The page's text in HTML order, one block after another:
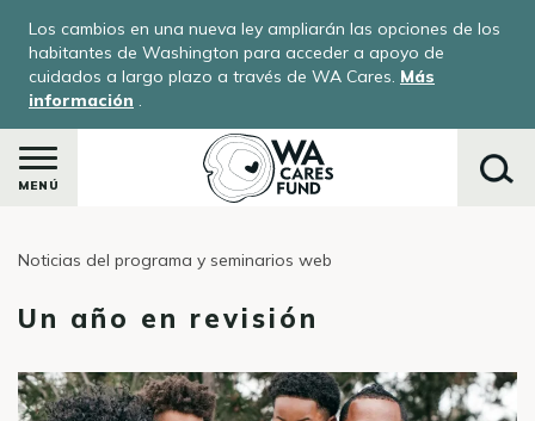
contenido
principal
Los cambios en una nueva ley ampliarán las opciones de los
habitantes de Washington para acceder a apoyo de
cuidados a largo plazo a través de WA Cares. Más
información .
MENÚ
Noticias del programa y seminarios web
Un año en revisión